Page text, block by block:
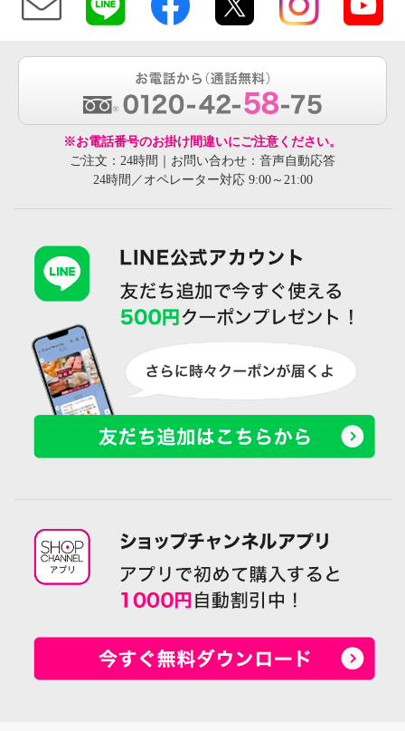
※お電話番号のお掛け間違いにご注意ください。
ご注文：24時間｜お問い合わせ：音声自動応答
24時間／オペレーター対応 9:00～21:00